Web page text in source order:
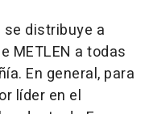
distribuye a
METLEN a todas
En general, para
líder en el